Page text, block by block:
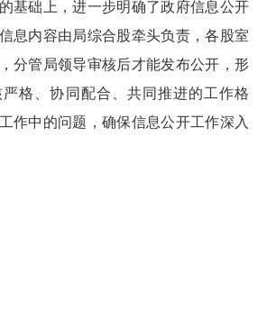
基础上，进一步明确了政府信息公开
息内容由局综合股牵头负责，各股室
分管局领导审核后才能发布公开，形
格、协同配合、共同推进的工作格
作中的问题，确保信息公开工作深入